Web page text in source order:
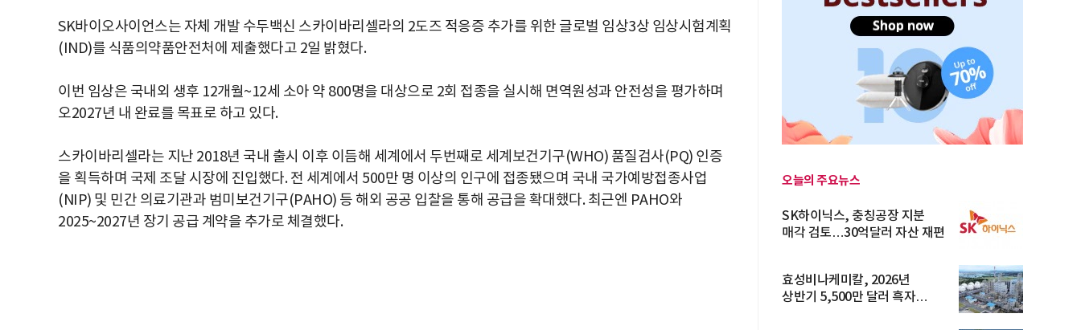
SK바이오사이언스는 자체 개발 수두백신 스카이바리셀라의 2도즈 적응증 추가를 위한 글로벌 임상3상 임상시험계획
(IND)를 식품의약품안전처에 제출했다고 2일 밝혔다.
이번 임상은 국내외 생후 12개월~12세 소아 약 800명을 대상으로 2회 접종을 실시해 면역원성과 안전성을 평가하며
오2027년 내 완료를 목표로 하고 있다.
스카이바리셀라는 지난 2018년 국내 출시 이후 이듬해 세계에서 두번째로 세계보건기구(WHO) 품질검사(PQ) 인증
을 획득하며 국제 조달 시장에 진입했다. 전 세계에서 500만 명 이상의 인구에 접종됐으며 국내 국가예방접종사업
(NIP) 및 민간 의료기관과 범미보건기구(PAHO) 등 해외 공공 입찰을 통해 공급을 확대했다. 최근엔 PAHO와
2025~2027년 장기 공급 계약을 추가로 체결했다.
오늘의 주요뉴스
SK하이닉스, 충칭공장 지분
매각 검토…30억달러 자산 재편
효성비나케미칼, 2026년
상반기 5,500만 달러 흑자